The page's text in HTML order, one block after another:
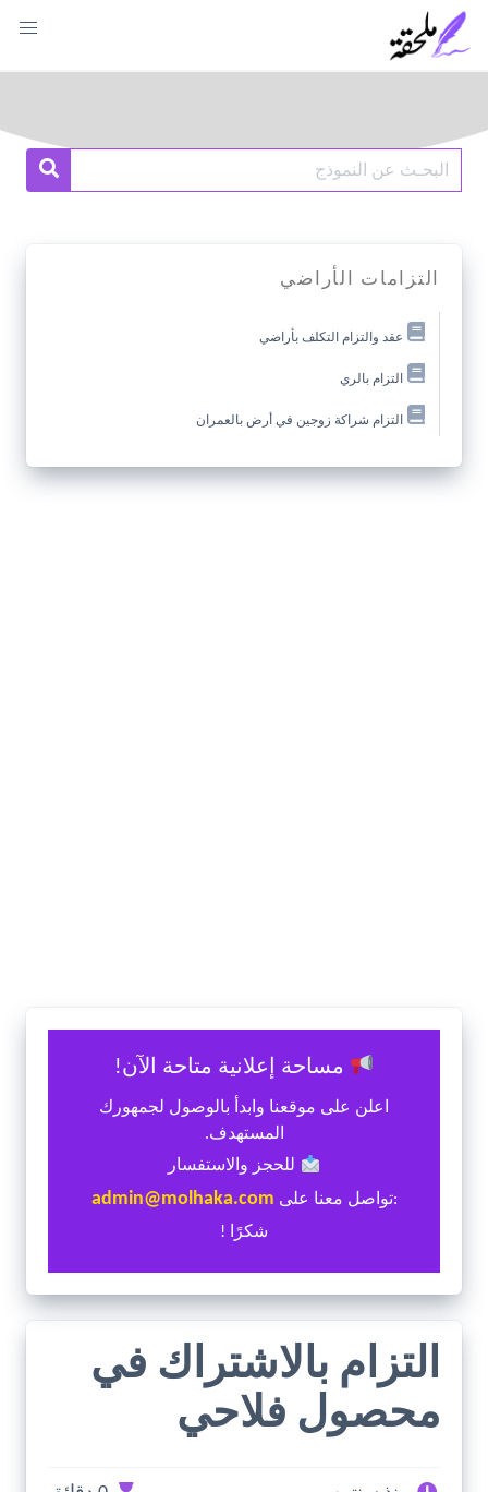
Search
التزامات الأراضي
عقد والتزام التكلف بأراضي
التزام بالري
التزام شراكة زوجين في أرض بالعمران
مساحة إعلانية متاحة الآن!
اعلن على موقعنا وابدأ بالوصول لجمهورك
المستهدف.
للحجز والاستفسار
:تواصل معنا على admin@molhaka.com
شكرًا !
التزام بالاشتراك في
محصول فلاحي